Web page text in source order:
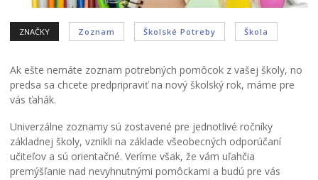
ZNAČKY Zoznam Školské Potreby Škola
Ak ešte nemáte zoznam potrebných pomôcok z vašej školy, no
predsa sa chcete predpripraviť na nový školský rok, máme pre
vás ťahák.
Univerzálne zoznamy sú zostavené pre jednotlivé ročníky
základnej školy, vznikli na základe všeobecných odporúčaní
učiteľov a sú orientačné. Veríme však, že vám uľahčia
premýšľanie nad nevyhnutnými pomôckami a budú pre vás